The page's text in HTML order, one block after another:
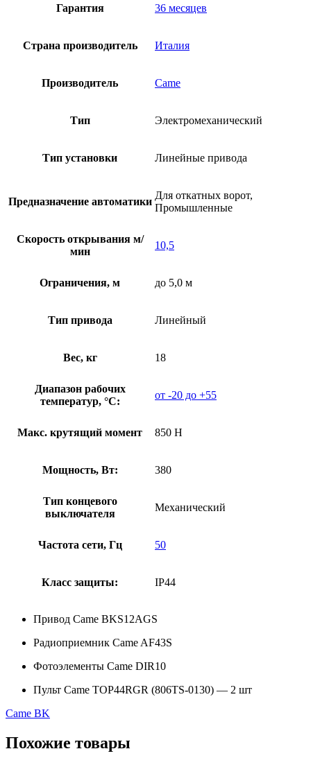
Гарантия 36 месяцев
Страна производитель Италия
Производитель Came
Тип Электромеханический
Тип установки Линейные привода
Предназначение автоматики
Для откатных ворот,
Промышленные
Скорость открывания м/
мин
10,5
Ограничения, м до 5,0 м
Тип привода Линейный
Вес, кг 18
Диапазон рабочих
температур, °С:
от -20 до +55
Макс. крутящий момент 850 Н
Мощность, Вт: 380
Тип концевого
выключателя
Механический
Частота сети, Гц 50
Класс защиты: IP44
Привод Came BKS12AGS
Радиоприемник Came AF43S
Фотоэлементы Came DIR10
Пульт Came TOP44RGR (806TS-0130) — 2 шт
Came BK
Похожие товары